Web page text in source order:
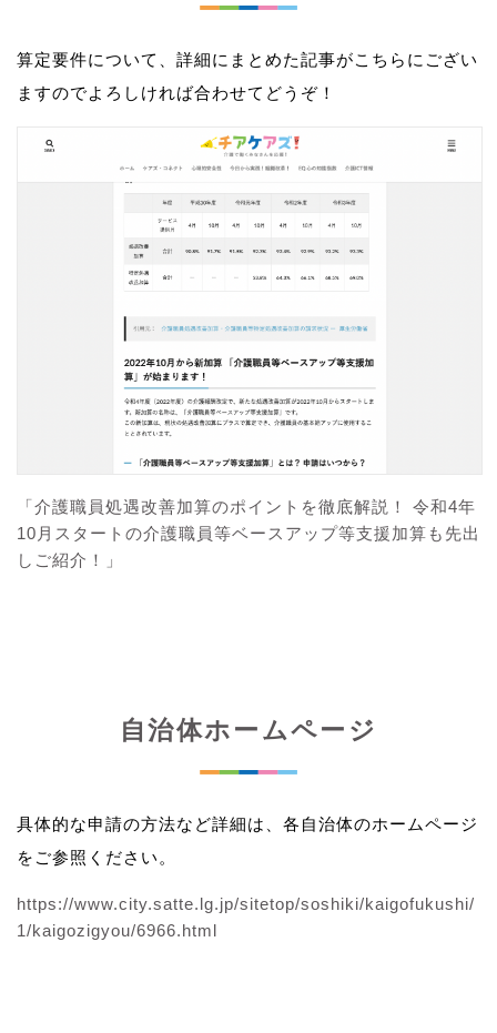
算定要件について、詳細にまとめた記事がこちらにござい
ますのでよろしければ合わせてどうぞ！
「介護職員処遇改善加算のポイントを徹底解説！ 令和4年
10月スタートの介護職員等ベースアップ等支援加算も先出
しご紹介！」
自治体ホームページ
具体的な申請の方法など詳細は、各自治体のホームページ
をご参照ください。
https://www.city.satte.lg.jp/sitetop/soshiki/kaigofukushi/
1/kaigozigyou/6966.html